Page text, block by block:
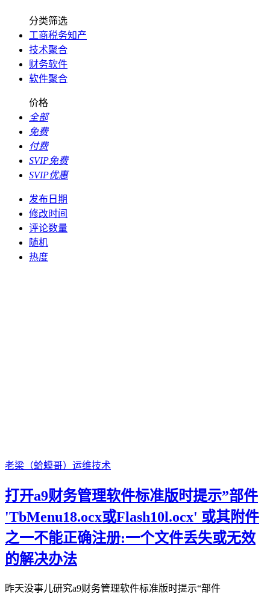
分类筛选
工商税务知产
技术聚合
财务软件
软件聚合
价格
全部
免费
付费
SVIP免费
SVIP优惠
发布日期
修改时间
评论数量
随机
热度
老梁（蛤蟆哥） 运维技术
打开a9财务管理软件标准版时提示”部件
'TbMenu18.ocx或Flash10l.ocx' 或其附件
之一不能正确注册:一个文件丢失或无效
的解决办法
昨天没事儿研究a9财务管理软件标准版时提示“部件